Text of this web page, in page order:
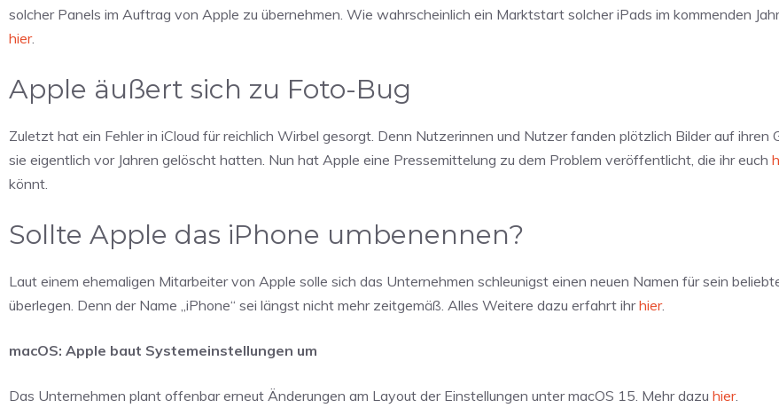
solcher Panels im Auftrag von Apple zu übernehmen. Wie wahrscheinlich ein Marktstart solcher iPads im kommenden
hier.
Apple äußert sich zu Foto-Bug
Zuletzt hat ein Fehler in iCloud für reichlich Wirbel gesorgt. Denn Nutzerinnen und Nutzer fanden plötzlich Bilder auf ihren
sie eigentlich vor Jahren gelöscht hatten. Nun hat Apple eine Pressemittelung zu dem Problem veröffentlicht, die ihr euch
könnt.
Sollte Apple das iPhone umbenennen?
Laut einem ehemaligen Mitarbeiter von Apple solle sich das Unternehmen schleunigst einen neuen Namen für sein
überlegen. Denn der Name „iPhone“ sei längst nicht mehr zeitgemäß. Alles Weitere dazu erfahrt ihrhier.
macOS: Apple baut Systemeinstellungen um
Das Unternehmen plant offenbar erneut Änderungen am Layout der Einstellungen unter macOS 15. Mehr dazu hier.